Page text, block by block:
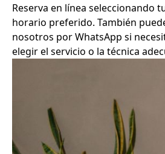
Reserva en línea seleccionando
horario preferido. También
nosotros por WhatsApp si
elegir el servicio o la técnica